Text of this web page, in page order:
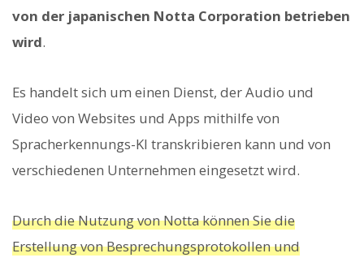
von der japanischen Notta Corporation betrieben
wird.
Es handelt sich um einen Dienst, der Audio und
Video von Websites und Apps mithilfe von
Spracherkennungs-KI transkribieren kann und von
verschiedenen Unternehmen eingesetzt wird.
Durch die Nutzung von Notta können Sie die
Erstellung von Besprechungsprotokollen und